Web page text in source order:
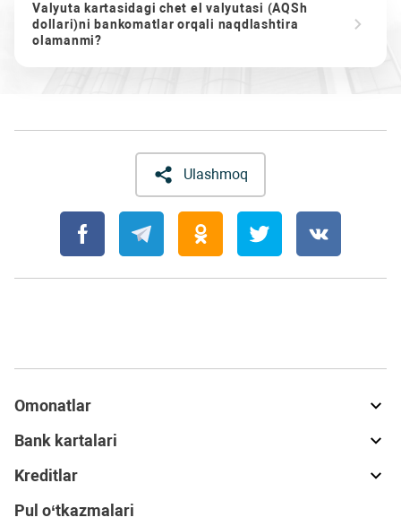
Valyuta kartasidagi chet el valyutasi (AQSh
dollari)ni bankomatlar orqali naqdlashtira
olamanmi?
Ulashmoq
Omonatlar
Bank kartalari
Kreditlar
Pul o‘tkazmalari